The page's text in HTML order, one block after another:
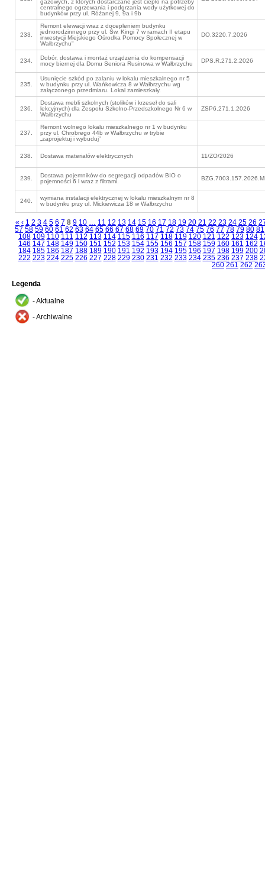
gazowych, z których dostarczane jest ciepło na potrzeby
centralnego ogrzewania i podgrzania wody użytkowej do
budynków przy ul. Różanej 9, 9a i 9b
233.
Remont elewacji wraz z docepleniem budynku
jednorodzinnego przy ul. Św. Kingi 7 w ramach II etapu
inwestycji Miejskiego Ośrodka Pomocy Społecznej w
Wałbrzychu"
DO.3220.7.2026
234.
Dobór, dostawa i montaż urządzenia do kompensacji
mocy biernej dla Domu Seniora Rusinowa w Wałbrzychu
DPS.R.271.2.2026
235.
Usunięcie szkód po zalaniu w lokalu mieszkalnego nr 5
w budynku przy ul. Wańkowicza 8 w Wałbrzychu wg
załączonego przedmiaru. Lokal zamieszkały.
236.
Dostawa mebli szkolnych (stolików i krzeseł do sali
lekcyjnych) dla Zespołu Szkolno-Przedszkolnego Nr 6 w
Wałbrzychu
ZSP6.271.1.2026
237.
Remont wolnego lokalu mieszkalnego nr 1 w budynku
przy ul. Chrobrego 44b w Wałbrzychu w trybie
„zaprojektuj i wybuduj”
238. Dostawa materiałów elektrycznych 11/ZO/2026
239.
Dostawa pojemników do segregacji odpadów BIO o
pojemności 6 l wraz z filtrami.
240.
wymiana instalacji elektrycznej w lokalu mieszkalnym nr 8
w budynku przy ul. Mickiewicza 18 w Wałbrzychu
« ‹ 1 2 3 4 5 6 7 8 9 10 … 11 12 13 14 15 16 17 18 19 20 21 22 23 24 25 26
57 58 59 60 61 62 63 64 65 66 67 68 69 70 71 72 73 74 75 76 77 78 79 80 81
108 109 110 111 112 113 114 115 116 117 118 119 120 121 122 123 124
146 147 148 149 150 151 152 153 154 155 156 157 158 159 160 161 162
184 185 186 187 188 189 190 191 192 193 194 195 196 197 198 199 200
222 223 224 225 226 227 228 229 230 231 232 233 234 235 236 237 238
260 261 262
Legenda
- Aktualne
- Archiwalne